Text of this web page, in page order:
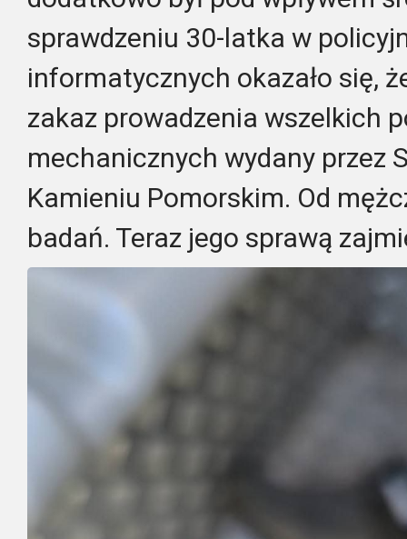
sprawdzeniu 30-latka w
informatycznych okazało się,
zakaz prowadzenia wszelkich
mechanicznych wydany przez
Kamieniu Pomorskim. Od
badań. Teraz jego sprawą